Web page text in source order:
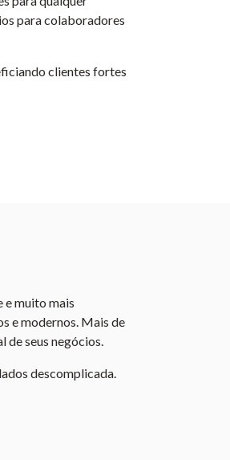
para colaboradores
clientes fortes
e muito mais
e modernos. Mais de
de seus negócios.
descomplicada.